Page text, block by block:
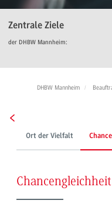
Zentrale Ziele
der DHBW Mannheim:
DHBW Mannheim
Ort der Vielfalt
Chancengleichheit